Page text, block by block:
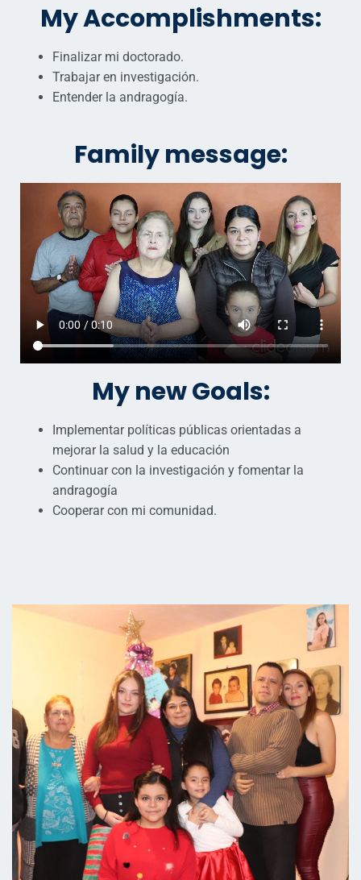
My Accomplishments:
Finalizar mi doctorado.
Trabajar en investigación.
Entender la andragogía.
Family message:
My new Goals:
Implementar políticas públicas orientadas a
mejorar la salud y la educación
Continuar con la investigación y fomentar la
andragogía
Cooperar con mi comunidad.